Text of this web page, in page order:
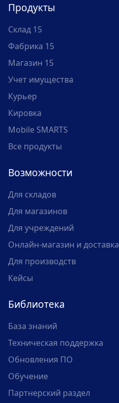
Продукты
Склад 15
Фабрика 15
Магазин 15
Учет имущества
Курьер
Кировка
Mobile SMARTS
Все продукты
Возможности
Для складов
Для магазинов
Для учреждений
Онлайн-магазин и доставка
Для производств
Кейсы
Библиотека
База знаний
Техническая поддержка
Обновления ПО
Обучение
Партнерский раздел